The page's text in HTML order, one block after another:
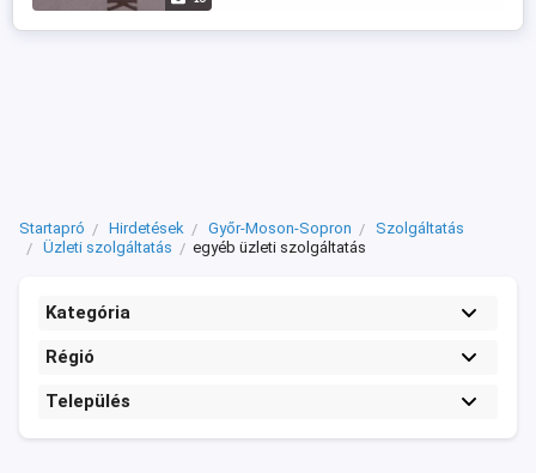
Startapró Hirdetések Győr-Moson-Sopron
Szolgáltatás
Üzleti szolgáltatás
egyéb üzleti szolgáltatás
Kategória
Régió
Település